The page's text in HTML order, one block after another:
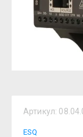
Артикул:
ESQ